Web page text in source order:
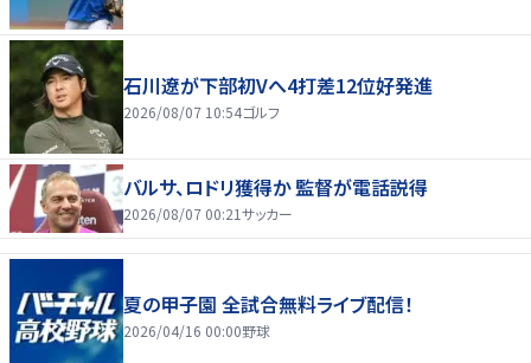
石川遼が下部初Vへ4打差12位好発進
2026/08/07 10:54ゴルフ
バルサ、ロドリ獲得か 監督が電話説得
2026/08/07 00:21サッカー
夏の甲子園 全試合無料ライブ配信！
2026/04/16 00:00野球